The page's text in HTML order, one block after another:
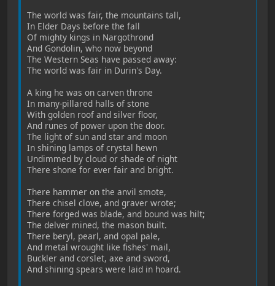
The world was fair, the mountains tall,
In Elder Days before the fall
Of mighty kings in Nargothrond
And Gondolin, who now beyond
The Western Seas have passed away:
The world was fair in Durin's Day.
A king he was on carven throne
In many-pillared halls of stone
With golden roof and silver floor,
And runes of power upon the door.
The light of sun and star and moon
In shining lamps of crystal hewn
Undimmed by cloud or shade of night
There shone for ever fair and bright.
There hammer on the anvil smote,
There chisel clove, and graver wrote;
There forged was blade, and bound was hilt;
The delver mined, the mason built.
There beryl, pearl, and opal pale,
And metal wrought like fishes' mail,
Buckler and corslet, axe and sword,
And shining spears were laid in hoard.